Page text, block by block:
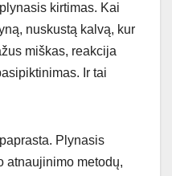
kirtimas. Kai
nuskustą kalvą, kur
miškas, reakcija
Ir tai
Plynasis
atnaujinimo metodų,